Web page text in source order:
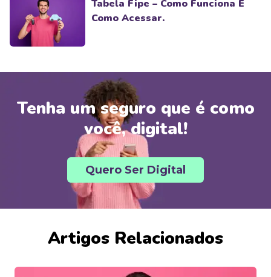
Tabela Fipe – Como Funciona E
Como Acessar.
Tenha um seguro que é como
você, digital!
Quero Ser Digital
Artigos Relacionados